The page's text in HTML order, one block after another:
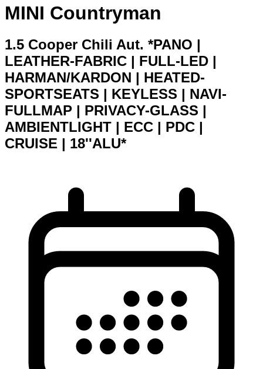
MINI Countryman
1.5 Cooper Chili Aut. *PANO |
LEATHER-FABRIC | FULL-LED |
HARMAN/KARDON | HEATED-
SPORTSEATS | KEYLESS | NAVI-
FULLMAP | PRIVACY-GLASS |
AMBIENTLIGHT | ECC | PDC |
CRUISE | 18''ALU*